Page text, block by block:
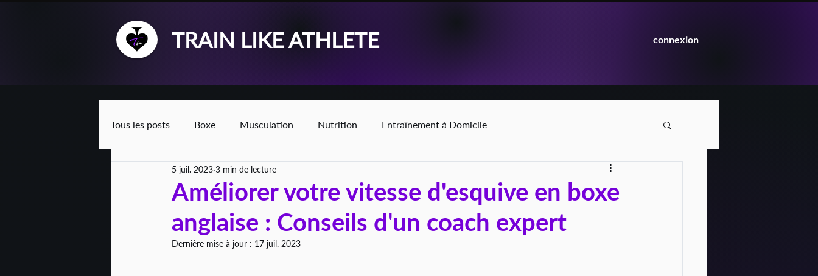
TRAIN LIKE ATHLETE connexion
Tous les posts Boxe Musculation Nutrition Entraînement à Domicile
Améliorer votre vitesse d'esquive en boxe
anglaise : Conseils d'un coach expert
5 juil. 2023 3 min de lecture
Dernière mise à jour : 17 juil. 2023